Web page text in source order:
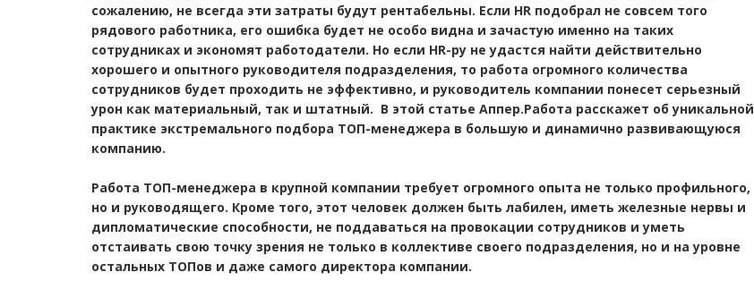
сожалению, не всегда эти затраты будут рентабельны. Если HR подобрал не совсем того
рядового работника, его ошибка будет не особо видна и зачастую именно на таких
сотрудниках и экономят работодатели. Но если HR-ру не удастся найти действительно
хорошего и опытного руководителя подразделения, то работа огромного количества
сотрудников будет проходить не эффективно, и руководитель компании понесет серьезный
урон как материальный, так и штатный. В этой статье Аппер.Работа расскажет об уникальной
практике экстремального подбора ТОП-менеджера в большую и динамично развивающуюся
компанию.
Работа ТОП-менеджера в крупной компании требует огромного опыта не только профильного,
но и руководящего. Кроме того, этот человек должен быть лабилен, иметь железные нервы и
дипломатические способности, не поддаваться на провокации сотрудников и уметь
отстаивать свою точку зрения не только в коллективе своего подразделения, но и на уровне
остальных ТОПов и даже самого директора компании.